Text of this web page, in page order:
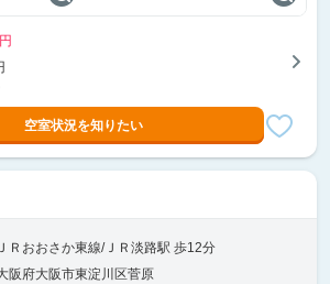
空室状況を知りたい
ＪＲおおさか東線/ＪＲ淡路駅 歩12分
阪府大阪市東淀川区菅原